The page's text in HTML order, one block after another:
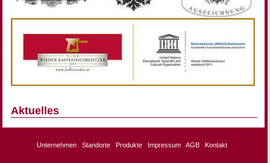
Aktuelles
Unternehmen Standorte Produkte Impressum AGB Kontakt